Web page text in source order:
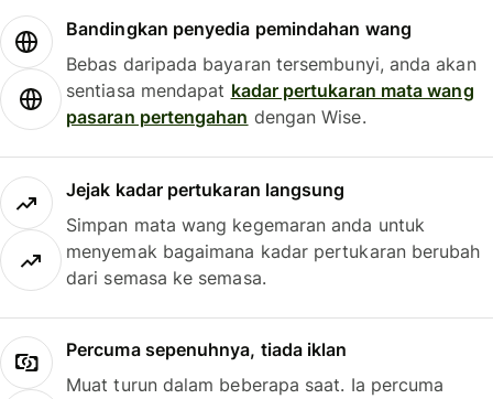
Bandingkan penyedia pemindahan wang
Bebas daripada bayaran tersembunyi, anda akan
sentiasa mendapat kadar pertukaran mata wang
pasaran pertengahan dengan Wise.
Jejak kadar pertukaran langsung
Simpan mata wang kegemaran anda untuk
menyemak bagaimana kadar pertukaran berubah
dari semasa ke semasa.
Percuma sepenuhnya, tiada iklan
Muat turun dalam beberapa saat. Ia percuma